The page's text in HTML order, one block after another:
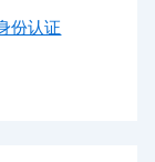
份认证